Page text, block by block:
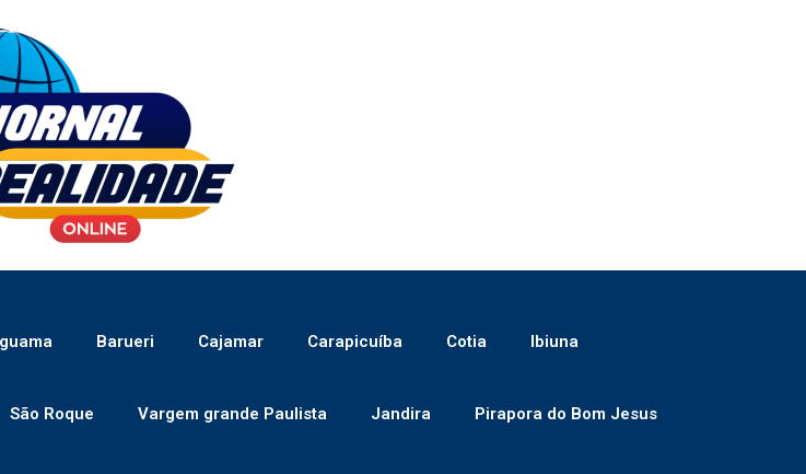
Barueri Cajamar Carapicuíba Cotia Ibiuna
São Roque Vargem grande Paulista Jandira Pirapora do Bom Jesus